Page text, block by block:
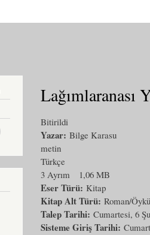
Lağımlaranası
Bitirildi
Yazar: Bilge Karasu
metin
Türkçe
3 Ayrım
1,06 MB
Eser Türü: Kitap
Kitap Alt Türü: Roman/Öykü
Talep Tarihi: Cumartesi, 6
Sisteme Giriş Tarihi: